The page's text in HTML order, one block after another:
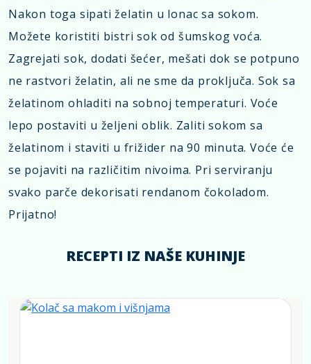
Nakon toga sipati želatin u lonac sa sokom.
Možete koristiti bistri sok od šumskog voća.
Zagrejati sok, dodati šećer, mešati dok se potpuno
ne rastvori želatin, ali ne sme da proključa. Sok sa
želatinom ohladiti na sobnoj temperaturi. Voće
lepo postaviti u željeni oblik. Zaliti sokom sa
želatinom i staviti u frižider na 90 minuta. Voće će
se pojaviti na različitim nivoima. Pri serviranju
svako parče dekorisati rendanom čokoladom.
Prijatno!
RECEPTI IZ NAŠE KUHINJE